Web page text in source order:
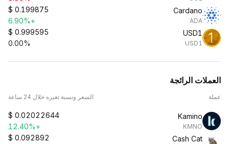
Cardano
ADA
$ 0.199875
+6.90%
USD1
USD1
$ 0.999595
0.00%
العملات الرائجة
عملة السعر ونسبة تغيره خلال 24 ساعة
Kamino
KMNO
$ 0.02022644
+12.40%
Cash Cat
$ 0.092892